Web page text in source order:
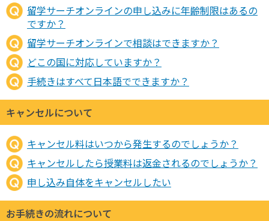
留学サーチオンラインの申し込みに年齢制限はあるの
ですか？
留学サーチオンラインで相談はできますか？
どこの国に対応していますか？
手続きはすべて日本語でできますか？
キャンセルについて
キャンセル料はいつから発生するのでしょうか？
キャンセルしたら授業料は返金されるのでしょうか？
申し込み自体をキャンセルしたい
お手続きの流れについて